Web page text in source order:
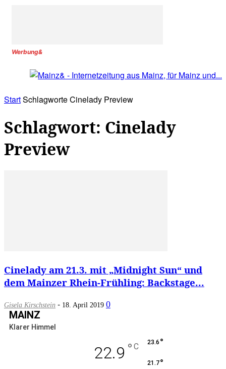
Werbung&
StartSchlagworteCinelady Preview
Schlagwort: Cinelady
Preview
Cinelady am 21.3. mit „Midnight Sun“ und
dem Mainzer Rhein-Frühling: Backstage...
Gisela Kirschstein - 18. April 2019 0
MAINZ
Klarer Himmel
22.9 ° C 23.6 °
21.7°